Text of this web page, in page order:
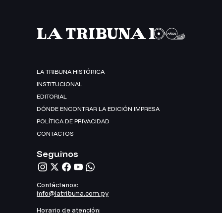
LA TRIBUNA HISTÓRICA
INSTITUCIONAL
EDITORIAL
DÓNDE ENCONTRAR LA EDICIÓN IMPRESA
POLÍTICA DE PRIVACIDAD
CONTACTOS
Seguinos
Contáctanos:
info@latribuna.com.py
Horario de atención: